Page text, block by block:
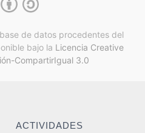
de datos procedentes del
bajo la Licencia Creative
CompartirIgual 3.0
ACTIVIDADES